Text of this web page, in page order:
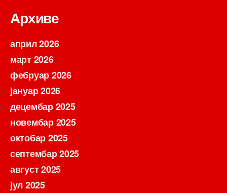
Архиве
април 2026
март 2026
фебруар 2026
јануар 2026
децембар 2025
новембар 2025
октобар 2025
септембар 2025
август 2025
јул 2025